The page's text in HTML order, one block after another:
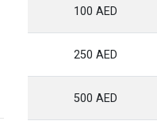
100 AED
250 AED
500 AED